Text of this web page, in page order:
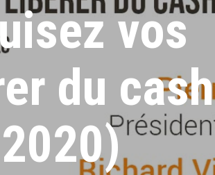
vos
du cash